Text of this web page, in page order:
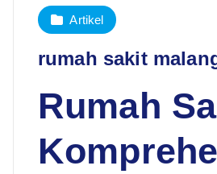
Artikel
rumah sakit
Rumah